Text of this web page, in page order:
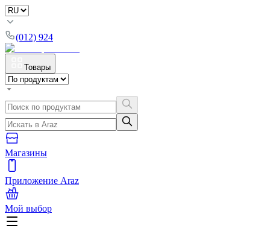
(012) 924
Товары
Магазины
Приложение Araz
Мой выбор